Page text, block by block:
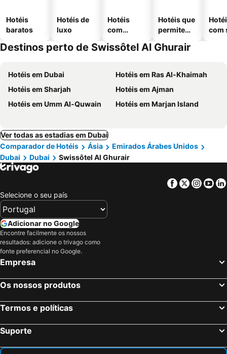
Hotéis
baratos
Hotéis de
luxo
Hotéis
com
Hotéis que
permitem
com
Destinos perto de Swissôtel Al Ghurair
Hotéis em Dubai
Hotéis em Ras Al-Khaimah
Hotéis em Sharjah
Hotéis em Ajman
Hotéis em Umm Al-Quwain
Hotéis em Marjan Island
Ver todas as estadias em Dubai
Comparador de Hotéis
Ásia
Emirados Árabes Unidos
Dubai
Dubai Swissôtel Al Ghurair
Facebook
Twitter
Selecione o seu país
Adicionar no Google
Encontre facilmente os nossos
resultados: adicione o trivago como
fonte preferencial no Google.
Empresa
Os nossos produtos
Termos e políticas
Suporte